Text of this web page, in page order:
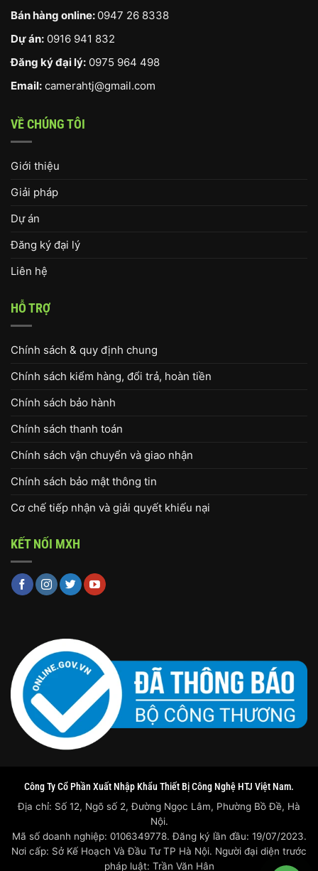
Bán hàng online: 0947 26 8338
Dự án: 0916 941 832
Đăng ký đại lý: 0975 964 498
Email: camerahtj@gmail.com
VỀ CHÚNG TÔI
Giới thiệu
Giải pháp
Dự án
Đăng ký đại lý
Liên hệ
HỖ TRỢ
Chính sách & quy định chung
Chính sách kiểm hàng, đổi trả, hoàn tiền
Chính sách bảo hành
Chính sách thanh toán
Chính sách vận chuyển và giao nhận
Chính sách bảo mật thông tin
Cơ chế tiếp nhận và giải quyết khiếu nại
KẾT NỐI MXH
Công Ty Cổ Phần Xuất Nhập Khẩu Thiết Bị Công Nghệ HTJ Việt Nam.
Địa chỉ: Số 12, Ngõ số 2, Đường Ngọc Lâm, Phường Bồ Đề, Hà
Nội.
Mã số doanh nghiệp: 0106349778. Đăng ký lần đầu: 19/07/2023.
Nơi cấp: Sở Kế Hoạch Và Đầu Tư TP Hà Nội. Người đại diện trước
pháp luật: Trần Văn Hân